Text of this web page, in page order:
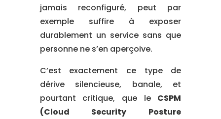
jamais reconfiguré, peut par
exemple suffire à exposer
durablement un service sans que
personne ne s’en aperçoive.
C’est exactement ce type de
dérive silencieuse, banale, et
pourtant critique, que le CSPM
(Cloud Security Posture